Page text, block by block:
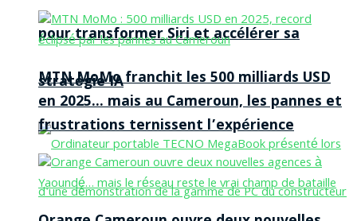
pour transformer Siri et accélérer sa
stratégie IA
MTN MoMo franchit les 500 milliards USD
en 2025… mais au Cameroun, les pannes et
frustrations ternissent l’expérience